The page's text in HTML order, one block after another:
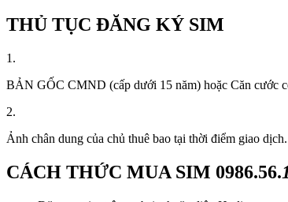
THỦ TỤC ĐĂNG KÝ SIM
1.
BẢN GỐC CMND (cấp dưới 15 năm) hoặc Căn cước
2.
Ảnh chân dung của chủ thuê bao tại thời điểm giao dịch.
CÁCH THỨC MUA SIM 0986.56.